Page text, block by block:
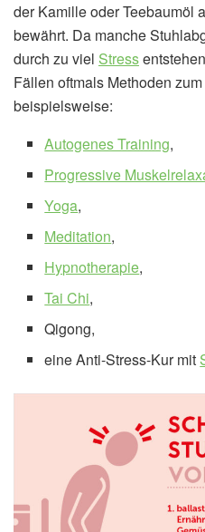
der Kamille oder Teebaumöl
bewährt. Da manche
durch zu viel Stress
Fällen oftmals Methoden
beispielsweise:
Autogenes Training,
Progressive
Yoga,
Meditation,
Hypnotherapie,
Tai Chi,
Qigong,
eine Anti-Stress-Kur mit